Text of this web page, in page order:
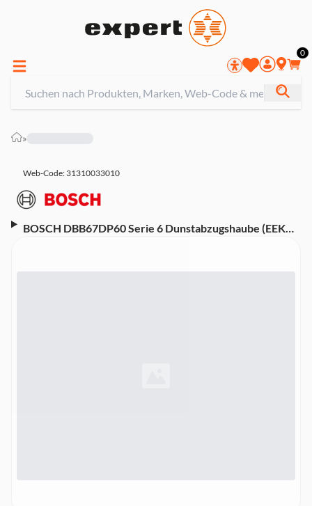
0
»
Web-Code: 31310033010
BOSCH DBB67DP60 Serie 6 Dunstabzugshaube (EEK